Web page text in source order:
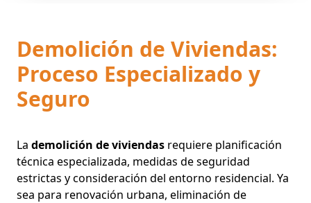
Demolición de Viviendas:
Proceso Especializado y
Seguro
La demolición de viviendas requiere planificación
técnica especializada, medidas de seguridad
estrictas y consideración del entorno residencial. Ya
sea para renovación urbana, eliminación de